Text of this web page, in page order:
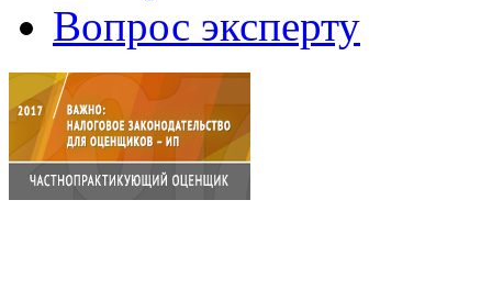
Вопрос эксперту